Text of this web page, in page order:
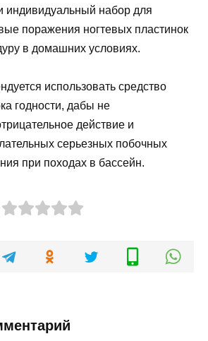
индивидуальный набор для
поражения ногтевых пластинок
в домашних условиях.
использовать средство
годности, дабы не
действие и
серьезных побочных
при походах в бассейн.